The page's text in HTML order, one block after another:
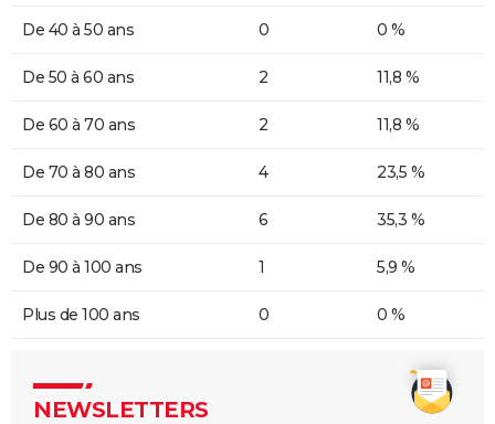
De 40 à 50 ans 0 0 %
De 50 à 60 ans 2 11,8 %
De 60 à 70 ans 2 11,8 %
De 70 à 80 ans 4 23,5 %
De 80 à 90 ans 6 35,3 %
De 90 à 100 ans 1 5,9 %
Plus de 100 ans 0 0 %
NEWSLETTERS